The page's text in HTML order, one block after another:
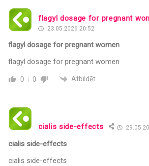
flagyl dosage for pregnant
23.05.2026 20:52
flagyl dosage for pregnant women
flagyl dosage for pregnant women
0 0 Atbildēt
cialis side-effects
cialis side-effects
cialis side-effects